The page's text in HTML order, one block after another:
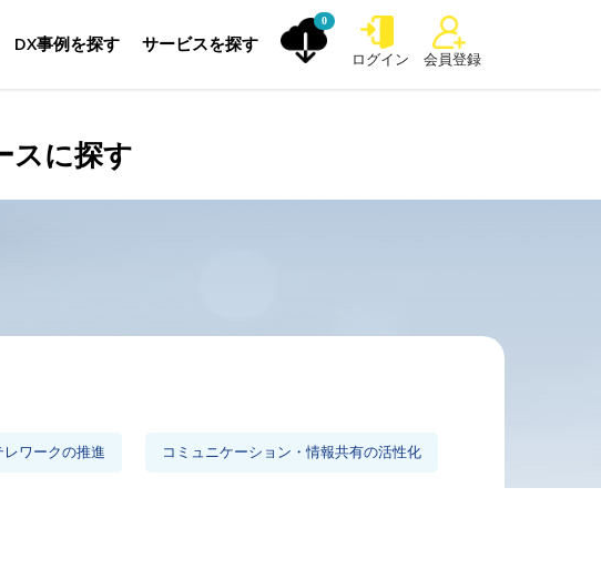
DX事例を探す サービスを探す
0
ログイン 会員登録
スに探す
レワークの推進 コミュニケーション・情報共有の活性化